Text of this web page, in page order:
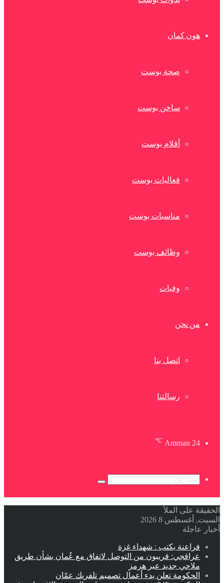
هون كمان
صحة بوست
ساخن بوست
أقلام بوست
فعاليات بوست
مناسبات بوست
وظائف بوست
وفيات
من نحن
اتصل بنا
رسالتنا
Amman 24
℃
بحث
الحقيقة على الملأ
السبت, أغسطس 8 2026
أخبار عاجلة
فراعنة يكتب : شهداء غزة
عراقجي: قريبون من التوصل لاتفاق مع عُمان بشأن طريق
ملاحي جديد عبر هرمز
الحكومة تعلن بدء أعمال تصميم تلفريك عمّان